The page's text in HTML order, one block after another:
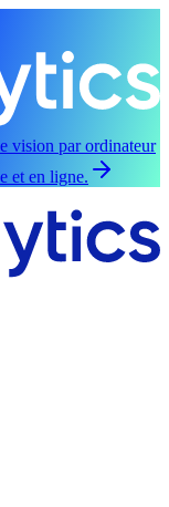
vision par ordinateur
et en ligne.